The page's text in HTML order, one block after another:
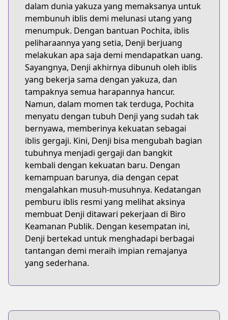
dalam dunia yakuza yang memaksanya untuk
membunuh iblis demi melunasi utang yang
menumpuk. Dengan bantuan Pochita, iblis
peliharaannya yang setia, Denji berjuang
melakukan apa saja demi mendapatkan uang.
Sayangnya, Denji akhirnya dibunuh oleh iblis
yang bekerja sama dengan yakuza, dan
tampaknya semua harapannya hancur.
Namun, dalam momen tak terduga, Pochita
menyatu dengan tubuh Denji yang sudah tak
bernyawa, memberinya kekuatan sebagai
iblis gergaji. Kini, Denji bisa mengubah bagian
tubuhnya menjadi gergaji dan bangkit
kembali dengan kekuatan baru. Dengan
kemampuan barunya, dia dengan cepat
mengalahkan musuh-musuhnya. Kedatangan
pemburu iblis resmi yang melihat aksinya
membuat Denji ditawari pekerjaan di Biro
Keamanan Publik. Dengan kesempatan ini,
Denji bertekad untuk menghadapi berbagai
tantangan demi meraih impian remajanya
yang sederhana.